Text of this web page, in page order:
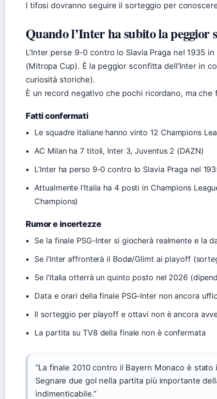
I tifosi dovranno seguire il sorteggio per
Quando l’Inter ha subito la peggior
L’Inter perse 9-0 contro lo Slavia Praga nel 1935
(Mitropa Cup). È la peggior sconfitta dell’Inter in
curiosità storiche).
È un record negativo che pochi ricordano, ma
Fatti confermati
Le squadre italiane hanno vinto 12 Champions
AC Milan ha 7 titoli, Inter 3, Juventus 2 (DAZN)
L’Inter ha perso 9-0 contro lo Slavia Praga nel
Attualmente l’Italia ha 4 posti in Champions
Champions)
Rumor e incertezze
Se la finale PSG-Inter si giocherà realmente e la
Se l’Inter affronterà il Bodø/Glimt ai playoff
Se l’Italia otterrà un quinto posto nel 2026
Data e orari della finale PSG-Inter non ancora
Il sorteggio per playoff e ottavi non è ancora
La partita su TV8 della finale non è confermata
“La finale 2010 contro il Bayern Monaco è
Segnare due gol nella partita più importante
indimenticabile.”